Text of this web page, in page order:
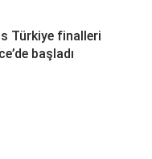
Türkiye finalleri
başladı